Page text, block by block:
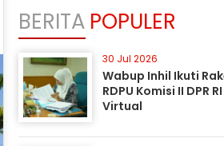
BERITA POPULER
30 Jul 2026
Wabup Inhil Ikuti
RDPU Komisi II DPR
Virtual